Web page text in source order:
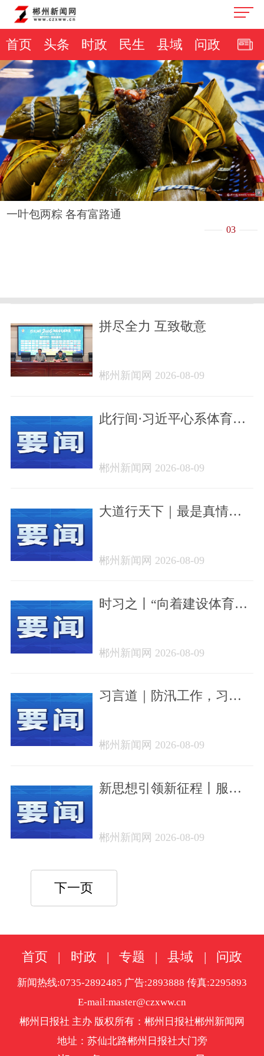
首页 头条 时政 民生 县域 问政
一叶包两粽 各有富路通
03
拼尽全力 互致敬意
郴州新闻网 2026-08-09
此行间·习近平心系体育强
郴州新闻网 2026-08-09
大道行天下｜最是真情暖
郴州新闻网 2026-08-09
时习之丨“向着建设体育强
郴州新闻网 2026-08-09
习言道｜防汛工作，习近
郴州新闻网 2026-08-09
新思想引领新征程丨服务
郴州新闻网 2026-08-09
下一页
首页 | 时政 | 专题 | 县域 | 问政
新闻热线:0735-2892485 广告:2893888 传真:2295893
E-mail:master@czxww.cn
郴州日报社 主办 版权所有：郴州日报社郴州新闻网
地址：苏仙北路郴州日报社大门旁